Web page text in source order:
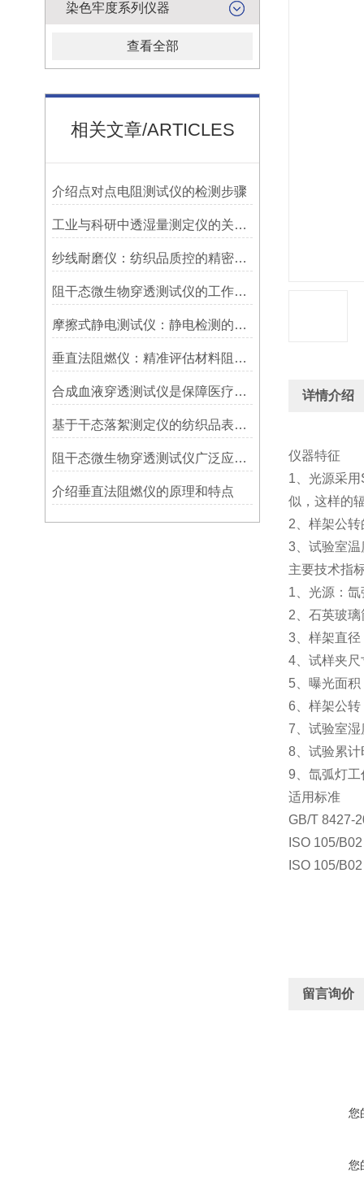
详情介绍
仪器特征
1、光源采
似，这样的
2、样架公
3、试验室
主要技术指
1、光源：
2、石英玻
3、样架直
4、试样夹
5、曝光面
6、样架公
7、试验室
8、试验累
9、氙弧灯
适用标准
GB/T 8427-
ISO 105/
ISO 105/
留言询价
您
您
染色牢度系列仪器
查看全部
相关文章/ARTICLES
介绍点对点电阻测试仪的检测步骤
工业与科研中透湿量测定仪的关键应用
纱线耐磨仪：纺织品质控的精密标尺
阻干态微生物穿透测试仪的工作原理与应用研究
摩擦式静电测试仪：静电检测的得力助手
垂直法阻燃仪：精准评估材料阻燃性能的标准化工具
合成血液穿透测试仪是保障医疗安全的重要工具
基于干态落絮测定仪的纺织品表面性能评估方法研究
阻干态微生物穿透测试仪广泛应用于以下领域
介绍垂直法阻燃仪的原理和特点